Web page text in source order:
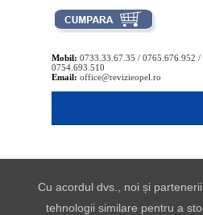
Mobil: 0733.33.67.35 / 0765.676.952
0754.693.510
Email: office@revizieopel.ro
Cu acordul dvs., noi și
tehnologii similare pentru a